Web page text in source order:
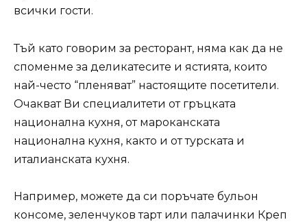
всички гости.
Тъй като говорим за ресторант, няма как да не
споменме за деликатесите и ястията, които
най-често “пленяват” настоящите посетители.
Очакват Ви специалитети от гръцката
национална кухня, от мароканската
национална кухня, както и от турската и
италианската кухня.
Например, можете да си поръчате бульон
консоме, зеленчуков тарт или палачинки Креп